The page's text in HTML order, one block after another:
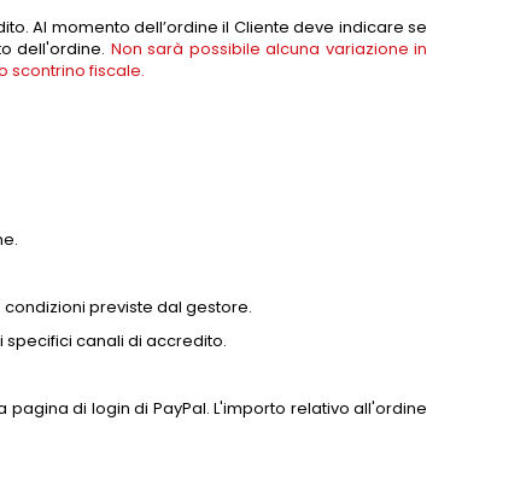
Al momento dell’ordine il Cliente deve indicare se
dell'ordine. Non sarà possibile alcuna variazione in
scontrino fiscale.
previste dal gestore.
canali di accredito.
di login di PayPal. L'importo relativo all'ordine